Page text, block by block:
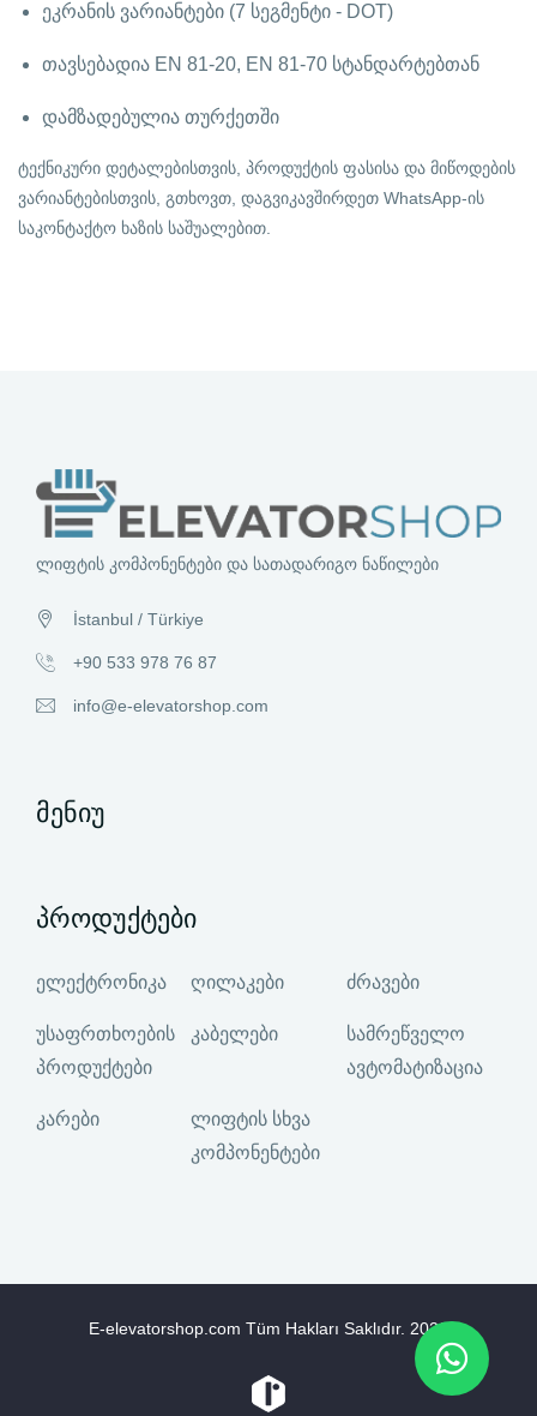
ეკრანის ვარიანტები (7 სეგმენტი - DOT)
თავსებადია EN 81-20, EN 81-70 სტანდარტებთან
დამზადებულია თურქეთში
ტექნიკური დეტალებისთვის, პროდუქტის ფასისა და მიწოდების
ვარიანტებისთვის, გთხოვთ, დაგვიკავშირდეთ WhatsApp-ის
საკონტაქტო ხაზის საშუალებით.
ლიფტის კომპონენტები და სათადარიგო ნაწილები
İstanbul / Türkiye
+90 533 978 76 87
info@e-elevatorshop.com
მენიუ
პროდუქტები
ელექტრონიკა ღილაკები ძრავები
უსაფრთხოების
პროდუქტები
კაბელები
სამრეწველო
ავტომატიზაცია
კარები
ლიფტის სხვა
კომპონენტები
E-elevatorshop.com Tüm Hakları Saklıdır. 2026